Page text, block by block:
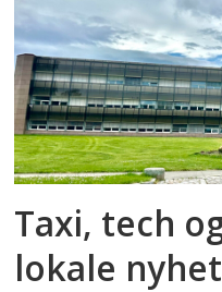
Taxi, tech
lokale